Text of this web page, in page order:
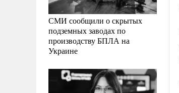
СМИ сообщили о скрытых
подземных заводах по
производству БПЛА на
Украине